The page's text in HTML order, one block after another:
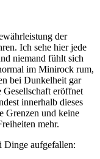
der
Ich sehe hier jede
niemand fühlt sich
im Minirock rum,
bei Dunkelheit gar
Gesellschaft eröffnet
innerhalb dieses
Grenzen und keine
mehr.
Dinge aufgefallen: